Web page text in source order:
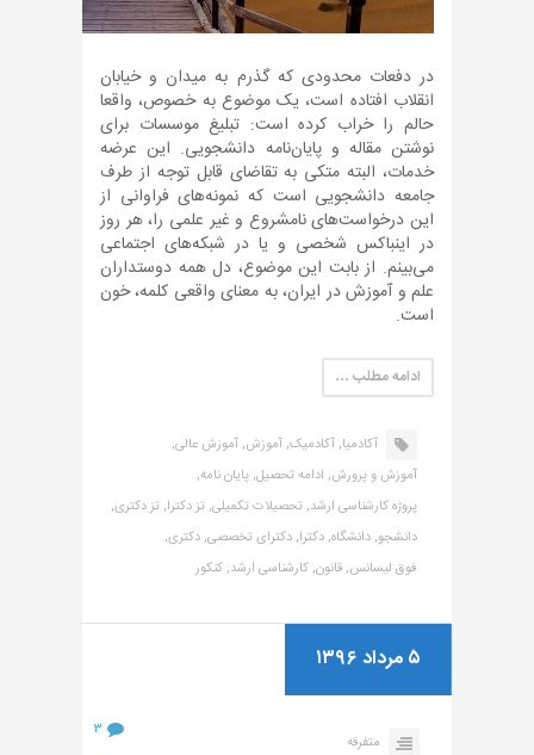
در دفعات محدودی که گذرم به میدان و خیابان
انقلاب افتاده است، یک موضوع به خصوص، واقعا
حالم را خراب کرده است: تبلیغ موسسات برای
نوشتن مقاله و پایان‌نامه دانشجویی. این عرضه
خدمات، البته متکی به تقاضای قابل توجه از طرف
جامعه دانشجویی است که نمونه‌های فراوانی از
این درخواست‌های نامشروع و غیر علمی را، هر روز
در اینباکس شخصی و یا در شبکه‌های اجتماعی
می‌بینم. از بابت این موضوع، دل همه دوستداران
علم و آموزش در ایران، به معنای واقعی کلمه، خون
است.
ادامه مطلب …
آکادمیا,آکادمیک,آموزش,آموزش عالی,
آموزش و پرورش, ادامه تحصیل,پایان نامه,
پروژه کارشناسی ارشد,تحصیلات تکمیلی,تز دکترا,تز دکتری,
دانشجو,دانشگاه,دکترا,دکترای تخصصی,دکتری,
فوق لیسانس,قانون,کارشناسی ارشد,کنکور
۵ مرداد ۱۳۹۶
متفرقه
۳